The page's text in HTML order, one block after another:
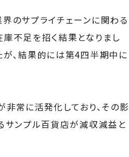
のサプライチェーンに関わる
不足を招く結果となりまし
、結果的には第4四半期中に
常に活発化しており、その影
サンプル百貨店が減収減益と